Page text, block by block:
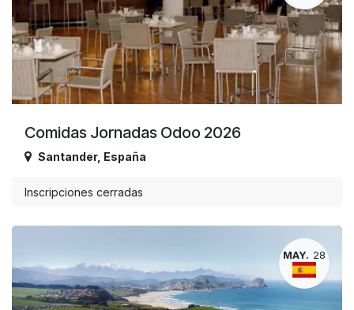
Comidas Jornadas Odoo 2026
Santander, España
Inscripciones cerradas
MAY. 28